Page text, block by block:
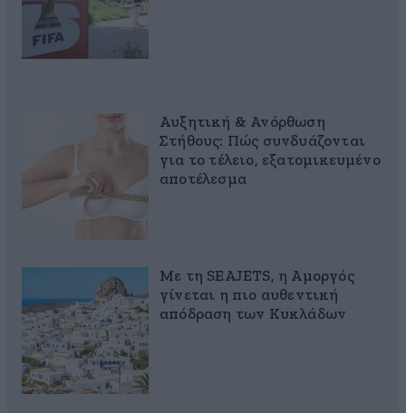
Αυξητική & Ανόρθωση
Στήθους: Πώς συνδυάζονται
για το τέλειο, εξατομικευμένο
αποτέλεσμα
Με τη SEAJETS, η Αμοργός
γίνεται η πιο αυθεντική
απόδραση των Κυκλάδων